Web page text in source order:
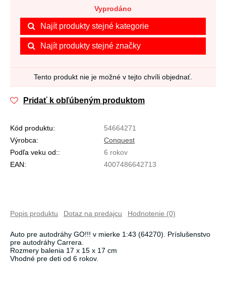
Vyprodáno
Najít produkty stejné kategorie
Najít produkty stejné značky
Tento produkt nie je možné v tejto chvíli objednať.
Pridať k obľúbeným produktom
Kód produktu:
54664271
Výrobca:
Conquest
Podľa veku od::
6 rokov
EAN:
4007486642713
Popis produktu Dotaz na predajcu Hodnotenie (0)
Auto pre autodráhy GO!!! v mierke 1:43 (64270). Príslušenstvo
pre autodráhy Carrera.
Rozmery balenia 17 x 15 x 17 cm
Vhodné pre deti od 6 rokov.